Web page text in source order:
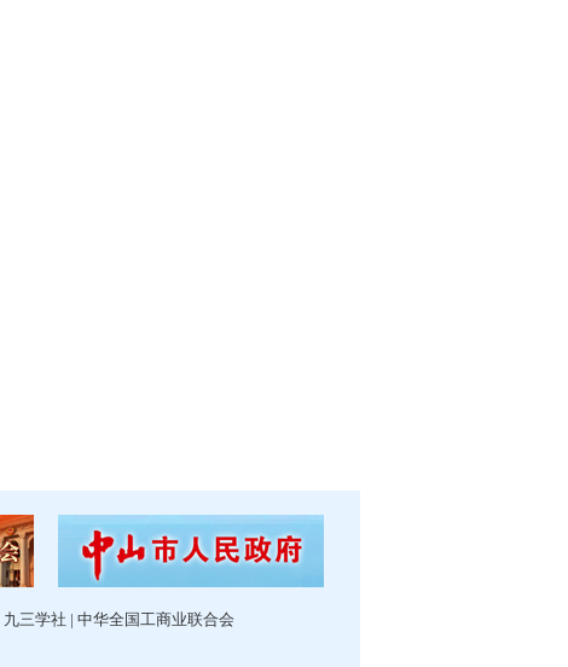
九三学社 | 中华全国工商业联合会